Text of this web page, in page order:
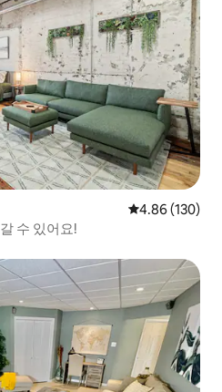
평점 4.86점(5
4.86 (130)
수 있어요!